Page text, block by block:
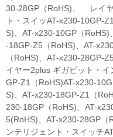
30-28GP（RoHS)、 レイ
ト・スイッAT-x230-10GP-
S)、AT-x230-10GP（
-18GP-Z5（RoHS)、AT-
（RoHS)、AT-x230-28GP-
イヤー2plus ギガビット・
GP-Z1（RoHS)AT-x230-
S)、AT-x230-18GP-Z1（
230-18GP（RoHS)、AT-
5(RoHS)、AT-x230-28GP（
ンテリジェント・スイッチ